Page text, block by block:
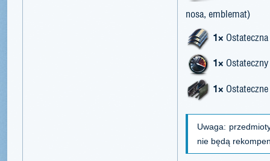
nosa, emblemat)
1×
1×
1×
Uwaga:
nie będą